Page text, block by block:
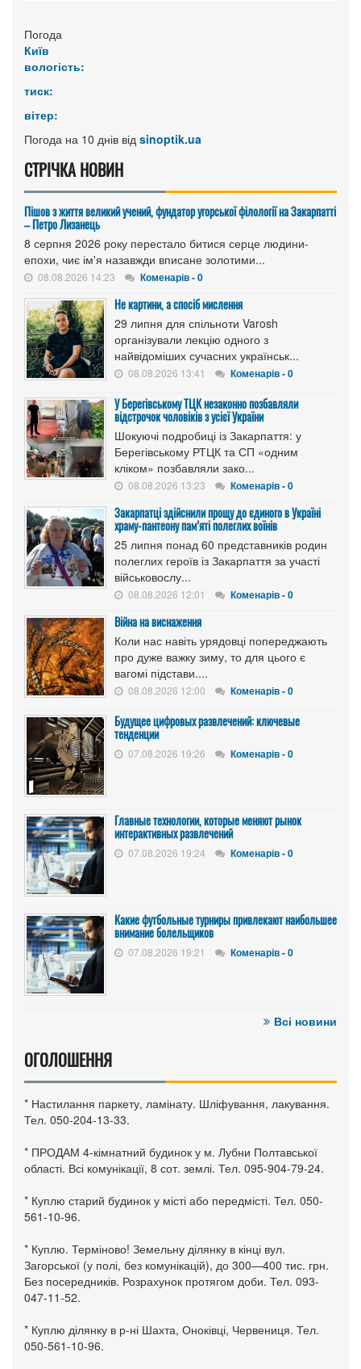
Погода
Київ
вологість:
тиск:
вітер:
Погода на 10 днів від sinoptik.ua
СТРІЧКА НОВИН
Пішов з життя великий учений, фундатор угорської філології на Закарпатті
– Петро Лизанець
8 серпня 2026 року перестало битися серце людини-
епохи, чиє ім'я назавжди вписане золотими...
08.08.2026 14:23 Коменарів - 0
Не картини, а спосіб мислення
29 липня для спільноти Varosh
організували лекцію одного з
найвідоміших сучасних українськ...
08.08.2026 13:41 Коменарів - 0
У Берегівському ТЦК незаконно позбавляли
відстрочок чоловіків з усієї України
Шокуючі подробиці із Закарпаття: у
Берегівському РТЦК та СП «одним
кліком» позбавляли зако...
08.08.2026 13:23 Коменарів - 0
Закарпатці здійснили прощу до єдиного в Україні
храму-пантеону пам’яті полеглих воїнів
25 липня понад 60 представників родин
полеглих героїв із Закарпаття за участі
військовослу...
08.08.2026 12:01 Коменарів - 0
Війна на виснаження
Коли нас навіть урядовці попереджають
про дуже важку зиму, то для цього є
вагомі підстави....
08.08.2026 12:00 Коменарів - 0
Будущее цифровых развлечений: ключевые
тенденции
07.08.2026 19:26 Коменарів - 0
Главные технологии, которые меняют рынок
интерактивных развлечений
07.08.2026 19:24 Коменарів - 0
Какие футбольные турниры привлекают наибольшее
внимание болельщиков
07.08.2026 19:21 Коменарів - 0
Всі новини
ОГОЛОШЕННЯ
* Настилання паркету, ламінату. Шліфування, лакування.
Тел. 050-204-13-33.
* ПРОДАМ 4-кімнатний будинок у м. Лубни Полтавської
області. Всі комунікації, 8 сот. землі. Тел. 095-904-79-24.
* Куплю старий будинок у місті або передмісті. Тел. 050-
561-10-96.
* Куплю. Терміново! Земельну ділянку в кінці вул.
Загорської (у полі, без комунікацій), до 300—400 тис. грн.
Без посередників. Розрахунок протягом доби. Тел. 093-
047-11-52.
* Куплю ділянку в р-ні Шахта, Оноківці, Червениця. Тел.
050-561-10-96.